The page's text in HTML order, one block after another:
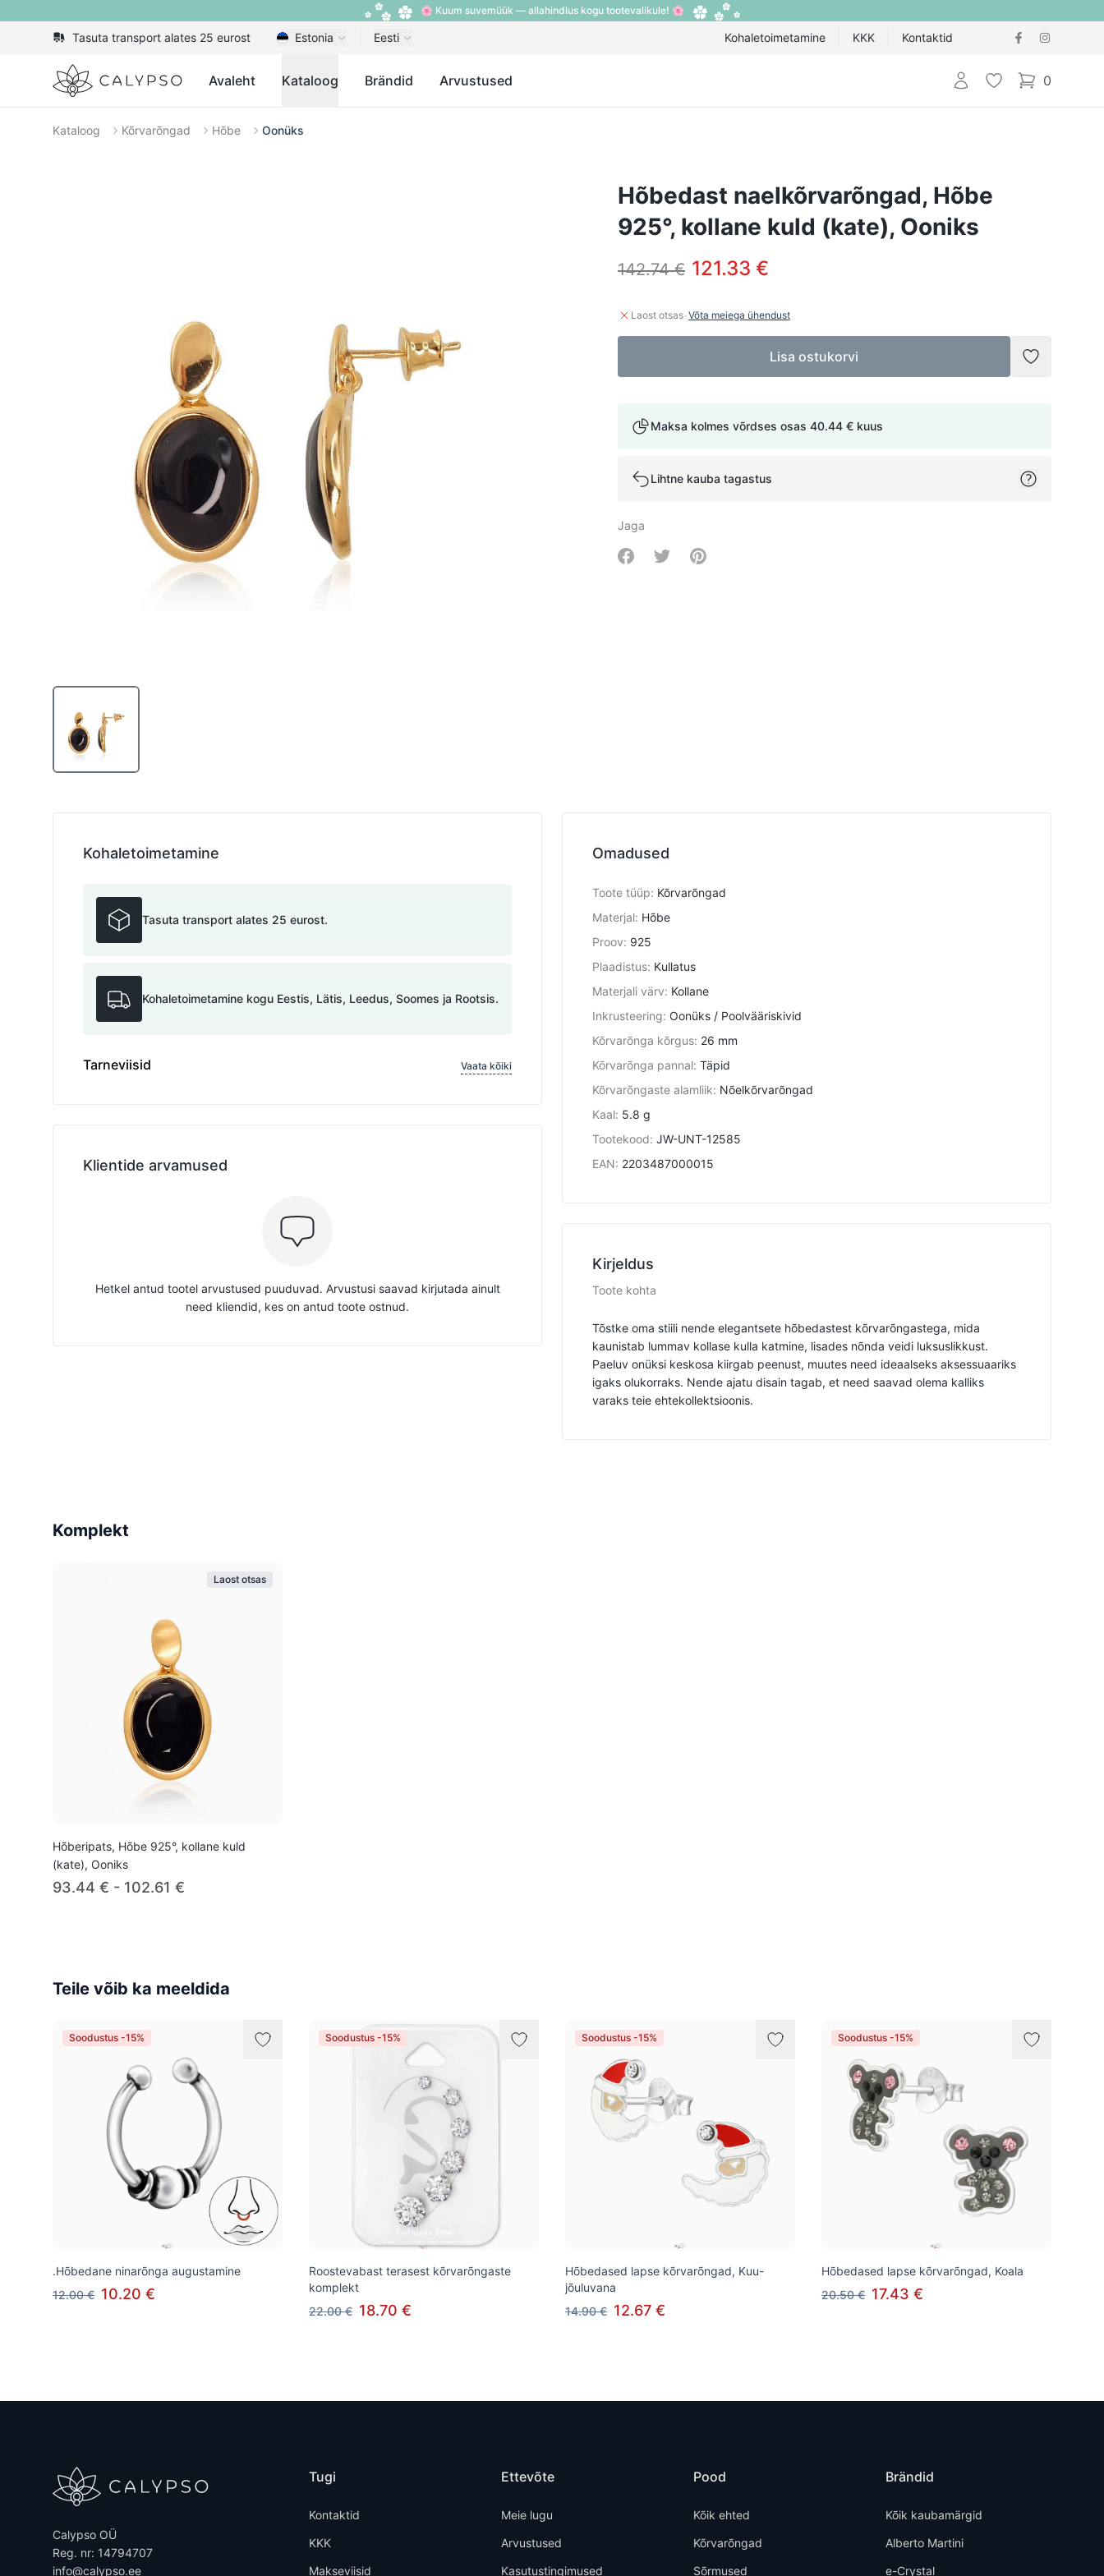
🌸 Kuum suvemüük — allahindlus kogu tootevalikule! 🌸
Tasuta transport alates 25 eurost Estonia Eesti Kohaletoimetamine KKK Kontaktid
Calypso Avaleht Kataloog Brändid Arvustused Logi sisseLemmik 0
items in cart,
Kataloog Kõrvarõngad Hõbe Oonüks
Hõbedast naelkõrvarõngad, Hõbe
925°, kollane kuld (kate), Ooniks
142.74 € 121.33 €
Laost otsas·Võta meiega ühendust
Lisa ostukorvi
Lisada
Maksa kolmes võrdses osas 40.44 € kuus
Lihtne kauba tagastus
Jaga
Share on Facebook
Share on Twitter
Share on Pinterest
Omadused
Toote tüüp: Kõrvarõngad
Materjal: Hõbe
Proov: 925
Plaadistus: Kullatus
Materjali värv: Kollane
Inkrusteering: Oonüks / Poolvääriskivid
Kõrvarõnga kõrgus: 26 mm
Kõrvarõnga pannal: Täpid
Kõrvarõngaste alamliik: Nõelkõrvarõngad
Kaal: 5.8 g
Tootekood: JW-UNT-12585
EAN: 2203487000015
Kirjeldus
Toote kohta
Tõstke oma stiili nende elegantsete hõbedastest kõrvarõngastega, mida
kaunistab lummav kollase kulla katmine, lisades nõnda veidi luksuslikkust.
Paeluv onüksi keskosa kiirgab peenust, muutes need ideaalseks aksessuaariks
igaks olukorraks. Nende ajatu disain tagab, et need saavad olema kalliks
varaks teie ehtekollektsioonis.
Kohaletoimetamine
Tasuta transport alates 25 eurost.
Kohaletoimetamine kogu Eestis, Lätis, Leedus, Soomes ja Rootsis.
Tarneviisid Vaata kõiki
Klientide arvamused
Hetkel antud tootel arvustused puuduvad. Arvustusi saavad kirjutada ainult
need kliendid, kes on antud toote ostnud.
Komplekt
Laost otsas
Hõberipats, Hõbe 925°, kollane kuld
(kate), Ooniks
93.44 € - 102.61 €
Teile võib ka meeldida
Soodustus -15%
.Hõbedane ninarõnga augustamine
12.00 € 10.20 €
Soodustus -15%
Roostevabast terasest kõrvarõngaste
komplekt
22.00 € 18.70 €
Soodustus -15%
Hõbedased lapse kõrvarõngad, Kuu-
jõuluvana
14.90 € 12.67 €
Soodustus -15%
Hõbedased lapse kõrvarõngad, Koala
20.50 € 17.43 €
Calypso OÜ
Reg. nr: 14794707
info@calypso.ee
Tugi
Kontaktid
KKK
Makseviisid
Ettevõte
Meie lugu
Arvustused
Kasutustingimused
Pood
Kõik ehted
Kõrvarõngad
Sõrmused
Brändid
Kõik kaubamärgid
Alberto Martini
e-Crystal